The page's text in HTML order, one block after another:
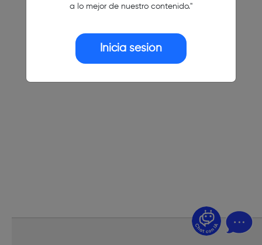
a lo mejor de nuestro contenido."
Inicia sesión